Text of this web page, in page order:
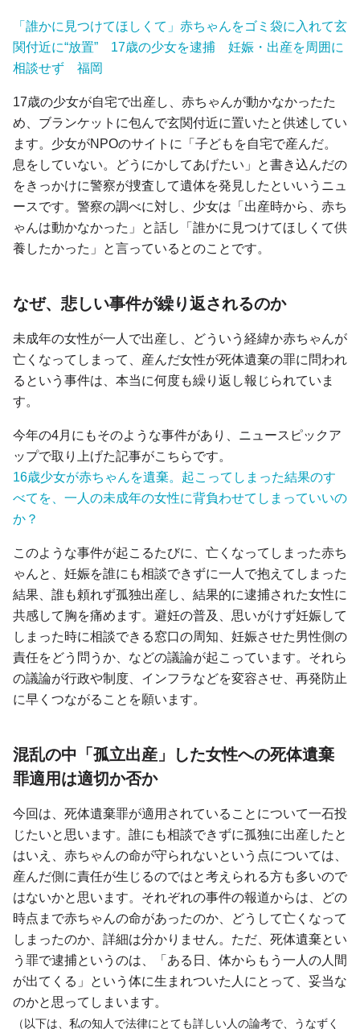
「誰かに見つけてほしくて」赤ちゃんをゴミ袋に入れて玄
関付近に“放置” 17歳の少女を逮捕 妊娠・出産を周囲に
相談せず 福岡
17歳の少女が自宅で出産し、赤ちゃんが動かなかったた
め、ブランケットに包んで玄関付近に置いたと供述してい
ます。少女がNPOのサイトに「子どもを自宅で産んだ。
息をしていない。どうにかしてあげたい」と書き込んだの
をきっかけに警察が捜査して遺体を発見したといいうニュ
ースです。警察の調べに対し、少女は「出産時から、赤ち
ゃんは動かなかった」と話し「誰かに見つけてほしくて供
養したかった」と言っているとのことです。
なぜ、悲しい事件が繰り返されるのか
未成年の女性が一人で出産し、どういう経緯か赤ちゃんが
亡くなってしまって、産んだ女性が死体遺棄の罪に問われ
るという事件は、本当に何度も繰り返し報じられていま
す。
今年の4月にもそのような事件があり、ニュースピックア
ップで取り上げた記事がこちらです。
16歳少女が赤ちゃんを遺棄。起こってしまった結果のす
べてを、一人の未成年の女性に背負わせてしまっていいの
か？
このような事件が起こるたびに、亡くなってしまった赤ち
ゃんと、妊娠を誰にも相談できずに一人で抱えてしまった
結果、誰も頼れず孤独出産し、結果的に逮捕された女性に
共感して胸を痛めます。避妊の普及、思いがけず妊娠して
しまった時に相談できる窓口の周知、妊娠させた男性側の
責任をどう問うか、などの議論が起こっています。それら
の議論が行政や制度、インフラなどを変容させ、再発防止
に早くつながることを願います。
混乱の中「孤立出産」した女性への死体遺棄
罪適用は適切か否か
今回は、死体遺棄罪が適用されていることについて一石投
じたいと思います。誰にも相談できずに孤独に出産したと
はいえ、赤ちゃんの命が守られないという点については、
産んだ側に責任が生じるのではと考えられる方も多いので
はないかと思います。それぞれの事件の報道からは、どの
時点まで赤ちゃんの命があったのか、どうして亡くなって
しまったのか、詳細は分かりません。ただ、死体遺棄とい
う罪で逮捕というのは、「ある日、体からもう一人の人間
が出てくる」という体に生まれついた人にとって、妥当な
のかと思ってしまいます。
（以下は、私の知人で法律にとても詳しい人の論考で、うなずく